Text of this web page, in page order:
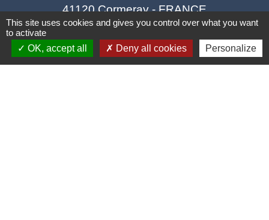
41120 Cormeray - FRANCE
+33 2 54 44 26 19
Contact par formulaire
This site uses cookies and gives you control over what you want
to activate
OK, accept all
Deny all cookies Personalize